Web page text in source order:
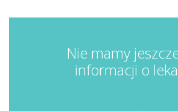
Nie mamy
informacji o